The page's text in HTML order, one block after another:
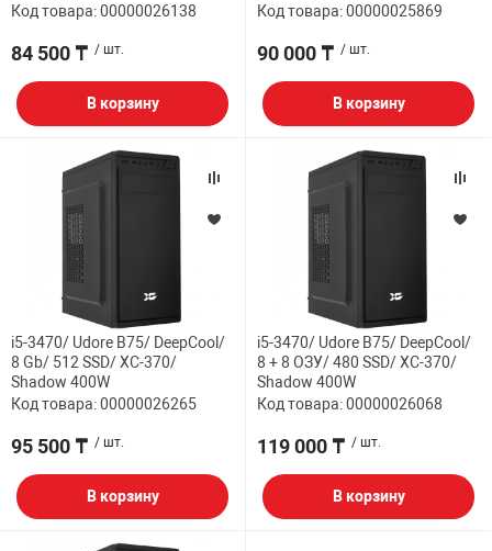
Код товара: 00000026138
84 500 ₸ / шт.
В корзину
Код товара: 00000025869
90 000 ₸ / шт.
В корзину
i5-3470/ Udore B75/ DeepCool/
8 Gb/ 512 SSD/ XC-370/
Shadow 400W
Код товара: 00000026265
95 500 ₸ / шт.
В корзину
i5-3470/ Udore B75/ DeepCool/
8 + 8 ОЗУ/ 480 SSD/ XC-370/
Shadow 400W
Код товара: 00000026068
119 000 ₸ / шт.
В корзину